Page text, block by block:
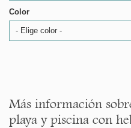
Color
- Elige color -
Más información
playa y piscina con